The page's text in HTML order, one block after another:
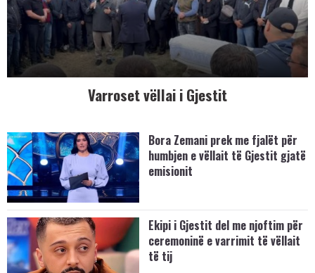
Varroset vëllai i Gjestit
Bora Zemani prek me fjalët për
humbjen e vëllait të Gjestit gjatë
emisionit
Ekipi i Gjestit del me njoftim për
ceremoninë e varrimit të vëllait
të tij